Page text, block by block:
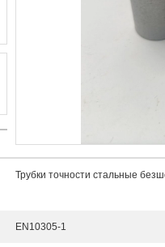
Трубки точности стальные
EN10305-1